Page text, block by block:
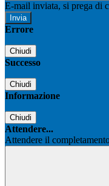
E-mail inviata, si prega di
Errore
Chiudi
Successo
Chiudi
Informazione
Chiudi
Attendere...
Attendere il